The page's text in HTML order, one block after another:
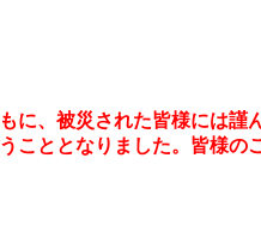
、被災された皆様には謹
ととなりました。皆様の